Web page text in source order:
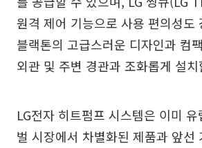
원격 제어 기능으로 사용 편의성도
블랙톤의 고급스러운 디자인과 컴
외관 및 주변 경관과 조화롭게 설
LG전자 히트펌프 시스템은 이미
벌 시장에서 차별화된 제품과 앞선